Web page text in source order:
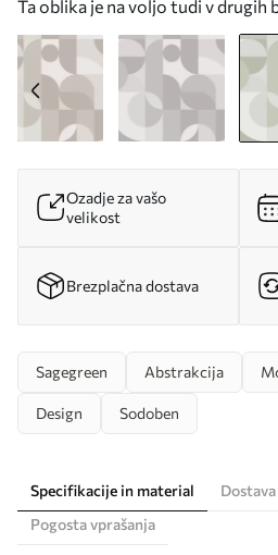
Ta oblika je na voljo tudi v drugih
Ozadje za vašo
velikost
Brezplačna dostava
Sagegreen Abstrakcija
Design Sodoben
Specifikacije in material
Pogosta vprašanja